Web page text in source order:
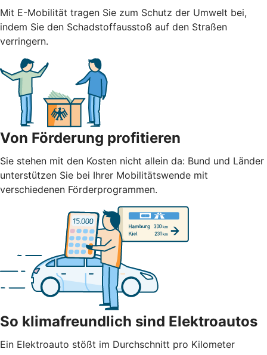
Mit E-Mobilität tragen Sie zum Schutz der Umwelt bei,
indem Sie den Schadstoffausstoß auf den Straßen
verringern.
Von Förderung profitieren
Sie stehen mit den Kosten nicht allein da: Bund und Länder
unterstützen Sie bei Ihrer Mobilitätswende mit
verschiedenen Förderprogrammen.
So klimafreundlich sind Elektroautos
Ein Elektroauto stößt im Durchschnitt pro Kilometer